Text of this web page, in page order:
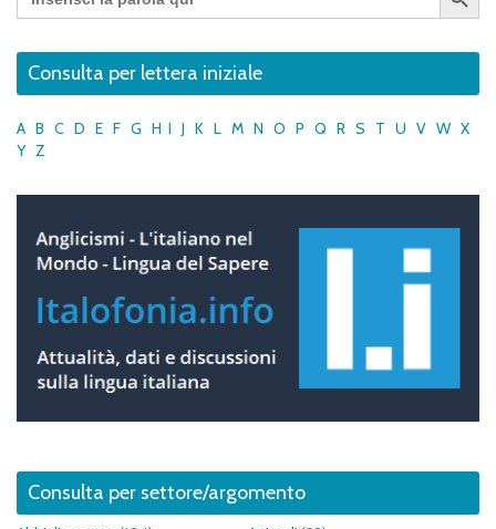
Consulta per lettera iniziale
A B C D E F G H I J K L M N O P Q R S T U V W X
Y Z
Consulta per settore/argomento